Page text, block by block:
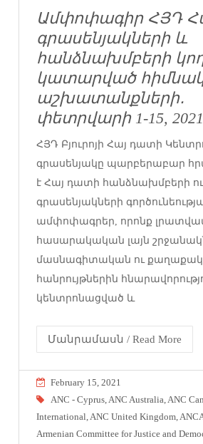
Ամփոփագիր ՀՅԴ
գրասենյակների և
հանձնախմբերի
կատարված
աշխատանքների․
փետրվարի 1-15,
ՀՅԴ Բյուրոյի Հայ դատի
գրասենյակը պարբերաբար
է Հայ դատի հանձնախմբերի ու
գրասենյակների
ամփոփագրեր, որոնք
հասարակական լայն
մասնագիտական ու
հանրույթներին
կենտրոնացված և
Մանրամասն / Read More
February 15, 2021
ANC - Cyprus ANC Australia ANC
International ANC United Kingdom
Armenian Committee for Justice and